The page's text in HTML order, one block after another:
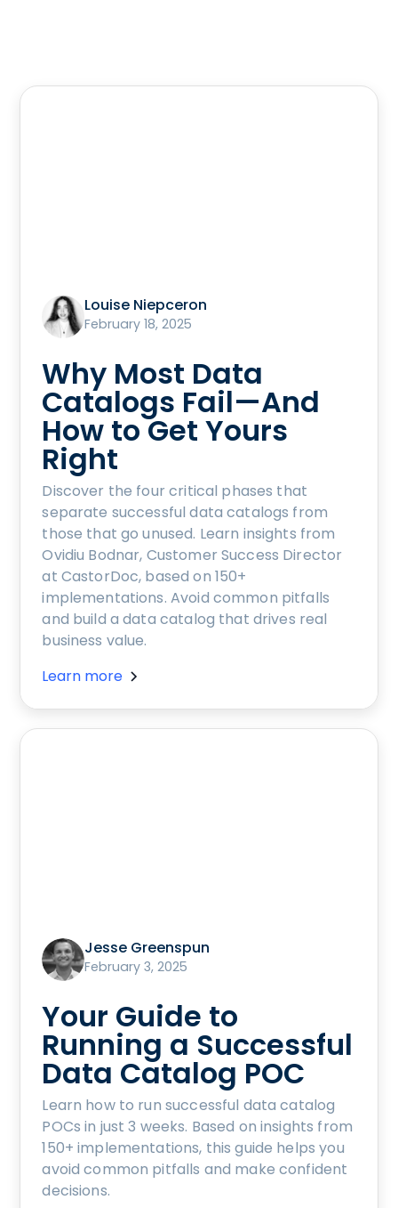
Louise Niepceron
February 18, 2025
Why Most Data
Catalogs Fail—And
How to Get Yours
Right
Discover the four critical phases that
separate successful data catalogs from
those that go unused. Learn insights from
Ovidiu Bodnar, Customer Success Director
at CastorDoc, based on 150+
implementations. Avoid common pitfalls
and build a data catalog that drives real
business value.
Learn more
Jesse Greenspun
February 3, 2025
Your Guide to
Running a Successful
Data Catalog POC
Learn how to run successful data catalog
POCs in just 3 weeks. Based on insights from
150+ implementations, this guide helps you
avoid common pitfalls and make confident
decisions.